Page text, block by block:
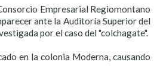
Empresarial Regiomontano
ante la Auditoría Superior del
por el caso del "colchagate".
en la colonia Moderna, causando